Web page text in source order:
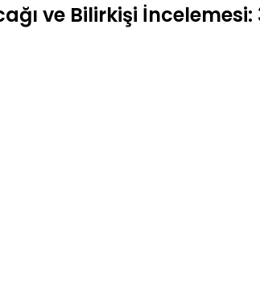
ve Bilirkişi İncelemesi: